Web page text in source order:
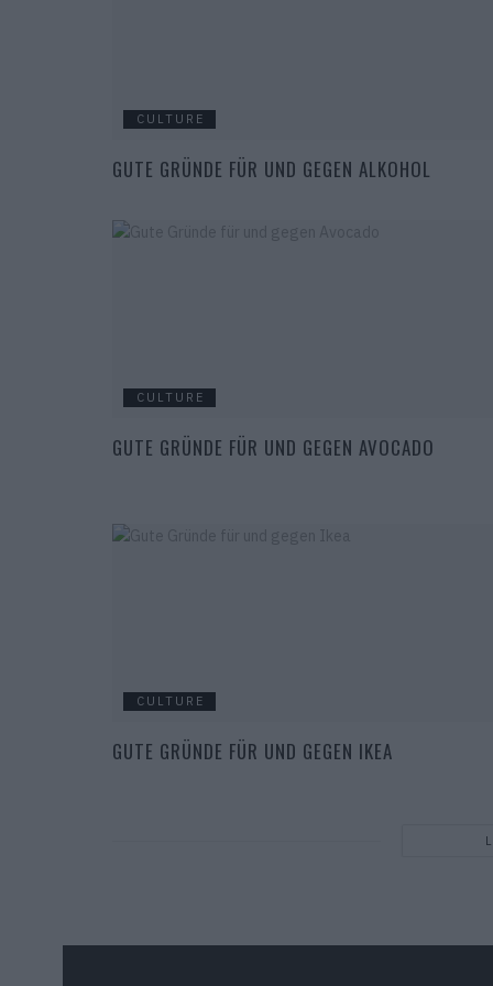
CULTURE
GUTE GRÜNDE FÜR UND GEGEN ALKOHOL
CULTURE
GUTE GRÜNDE FÜR UND GEGEN AVOCADO
CULTURE
GUTE GRÜNDE FÜR UND GEGEN IKEA